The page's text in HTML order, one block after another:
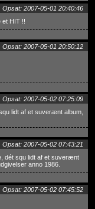
Opsat: 2007-05-01 20:40:46
et HIT !!
Opsat: 2007-05-01 20:50:12
Opsat: 2007-05-02 07:25:09
lidt af et suverænt album,
Opsat: 2007-05-02 07:43:21
dét squ lidt af et suverænt
anno 1986.
Opsat: 2007-05-02 07:45:52